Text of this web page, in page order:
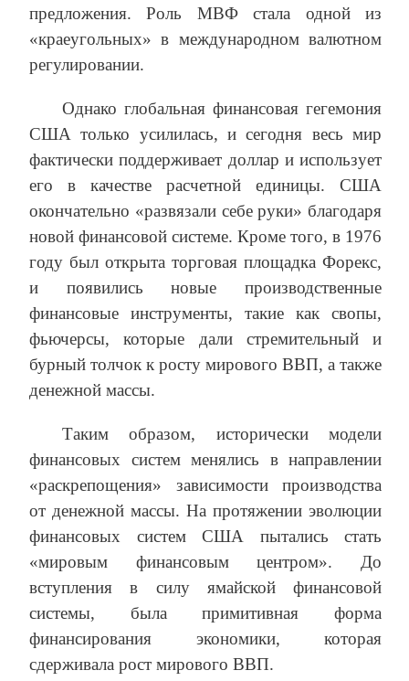
предложения. Роль МВФ стала одной из
«краеугольных» в международном валютном
регулировании.
Однако глобальная финансовая гегемония
США только усилилась, и сегодня весь мир
фактически поддерживает доллар и использует
его в качестве расчетной единицы. США
окончательно «развязали себе руки» благодаря
новой финансовой системе. Кроме того, в 1976
году был открыта торговая площадка Форекс,
и появились новые производственные
финансовые инструменты, такие как свопы,
фьючерсы, которые дали стремительный и
бурный толчок к росту мирового ВВП, а также
денежной массы.
Таким образом, исторически модели
финансовых систем менялись в направлении
«раскрепощения» зависимости производства
от денежной массы. На протяжении эволюции
финансовых систем США пытались стать
«мировым финансовым центром». До
вступления в силу ямайской финансовой
системы, была примитивная форма
финансирования экономики, которая
сдерживала рост мирового ВВП.